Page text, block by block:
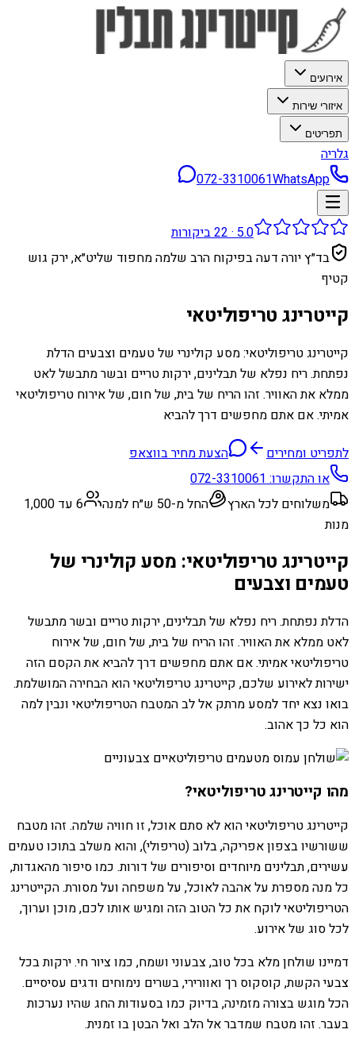
אירועים
איזורי שירות
תפריטים
גלריה
072-3310061WhatsApp
5.0
·
22ביקורות
בד״ץ יורה דעה בפיקוח הרב שלמה מחפוד שליט״א, ירק גוש
קטיף
קייטרינג טריפוליטאי
קייטרינג טריפוליטאי: מסע קולינרי של טעמים וצבעים הדלת
נפתחת. ריח נפלא של תבלינים, ירקות טריים ובשר מתבשל לאט
ממלא את האוויר. זהו הריח של בית, של חום, של אירוח טריפוליטאי
אמיתי. אם אתם מחפשים דרך להביא
לתפריט ומחירים
הצעת מחיר בווצאפ
או התקשרו:072-3310061
משלוחים לכל הארץ
החל מ-50 ש״ח למנה
6 עד 1,000
מנות
קייטרינג טריפוליטאי: מסע קולינרי של
טעמים וצבעים
הדלת נפתחת. ריח נפלא של תבלינים, ירקות טריים ובשר מתבשל
לאט ממלא את האוויר. זהו הריח של בית, של חום, של אירוח
טריפוליטאי אמיתי. אם אתם מחפשים דרך להביא את הקסם הזה
ישירות לאירוע שלכם, קייטרינג טריפוליטאי הוא הבחירה המושלמת.
בואו נצא יחד למסע מרתק אל לב המטבח הטריפוליטאי ונבין למה
הוא כל כך אהוב.
מהו קייטרינג טריפוליטאי?
קייטרינג טריפוליטאי הוא לא סתם אוכל, זו חוויה שלמה. זהו מטבח
ששורשיו בצפון אפריקה, בלוב (טריפולי), והוא משלב בתוכו טעמים
עשירים, תבלינים מיוחדים וסיפורים של דורות. כמו סיפור מהאגדות,
כל מנה מספרת על אהבה לאוכל, על משפחה ועל מסורת. הקייטרינג
הטריפוליטאי לוקח את כל הטוב הזה ומגיש אותו לכם, מוכן וערוך,
לכל סוג של אירוע.
דמיינו שולחן מלא בכל טוב, צבעוני ושמח, כמו ציור חי. ירקות בכל
צבעי הקשת, קוסקוס רך ואוורירי, בשרים נימוחים ודגים עסיסיים.
הכל מוגש בצורה מזמינה, בדיוק כמו בסעודות החג שהיו נערכות
בעבר. זהו מטבח שמדבר אל הלב ואל הבטן בו זמנית.